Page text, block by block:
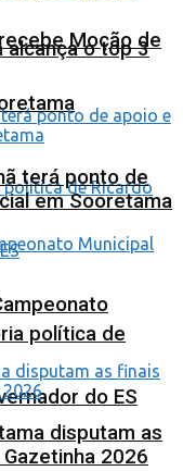
Moção de
política de
do ES
alcança o top 3
terá ponto de
em Sooretama
disputam as
2026